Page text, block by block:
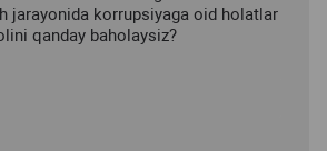
jarayonida korrupsiyaga oid holatlar
qanday baholaysiz?